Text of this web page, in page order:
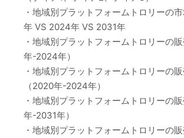
・地域別プラットフォームトロリーの
年 VS 2024年 VS 2031年
・地域別プラットフォームトロリーの
年-2024年）
・地域別プラットフォームトロリーの
（2020年-2024年）
・地域別プラットフォームトロリーの
年-2031年）
・地域別プラットフォームトロリーの